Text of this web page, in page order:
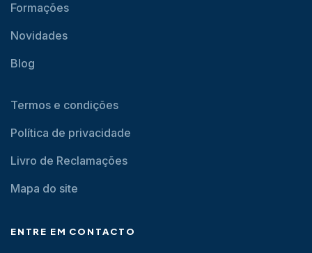
Formações
Novidades
Blog
Termos e condições
Política de privacidade
Livro de Reclamações
Mapa do site
ENTRE EM CONTACTO